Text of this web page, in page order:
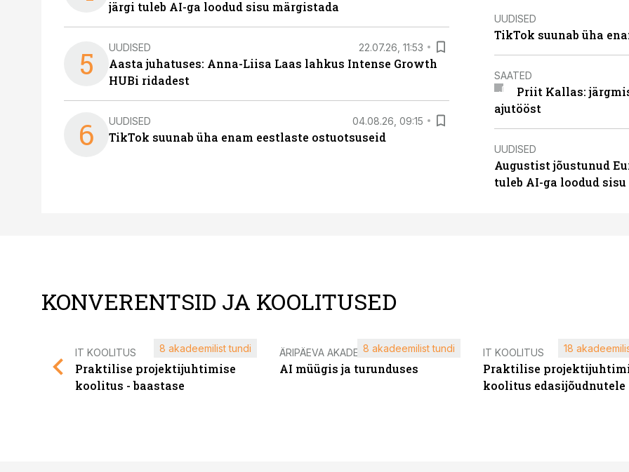
järgi tuleb AI-ga loodud sisu märgistada
5 UUDISED 22.07.26, 11:53
Aasta juhatuses: Anna-Liisa Laas lahkus Intense Growth
HUBi ridadest
6 UUDISED 04.08.26, 09:15
TikTok suunab üha enam eestlaste ostuotsuseid
UUDISED
TikTok suunab üha
SAATED
Priit Kallas:
ajutööst
UUDISED
Augustist jõustunud
tuleb AI-ga loodud
KONVERENTSID JA KOOLITUSED
IT KOOLITUS
Praktilise projektijuhtimise
koolitus - baastase
8 akadeemilist tundi ÄRIPÄEVA AKADEEMIA
AI müügis ja turunduses
8 akadeemilist tundi IT KOOLITUS
Praktilise
koolitus edasijõudnutele
18